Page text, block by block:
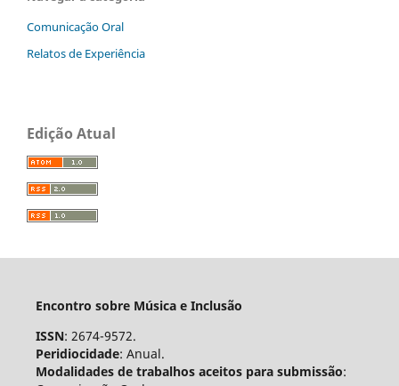
Comunicação Oral
Relatos de Experiência
Edição Atual
Encontro sobre Música e Inclusão
ISSN: 2674-9572.
Peridiocidade: Anual.
Modalidades de trabalhos aceitos para submissão: